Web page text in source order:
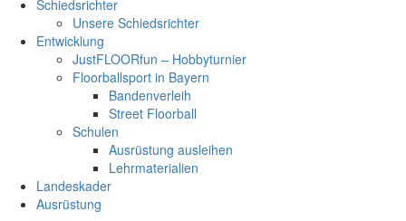
Schiedsrichter
Unsere Schiedsrichter
Entwicklung
JustFLOORfun – Hobbyturnier
Floorballsport in Bayern
Bandenverleih
Street Floorball
Schulen
Ausrüstung ausleihen
Lehrmaterialien
Landeskader
Ausrüstung